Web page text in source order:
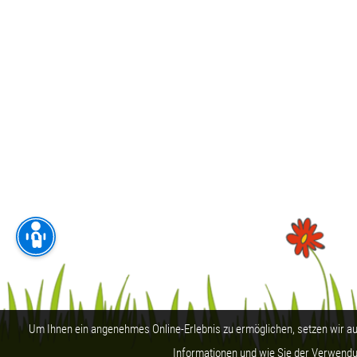
Um Ihnen ein angenehmes Online-Erlebnis zu ermöglichen, setzen
Informationen und wie Sie der